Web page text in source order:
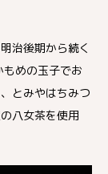
治後期から続く
めの玉子でお
とみやはちみつ
八女茶を使用